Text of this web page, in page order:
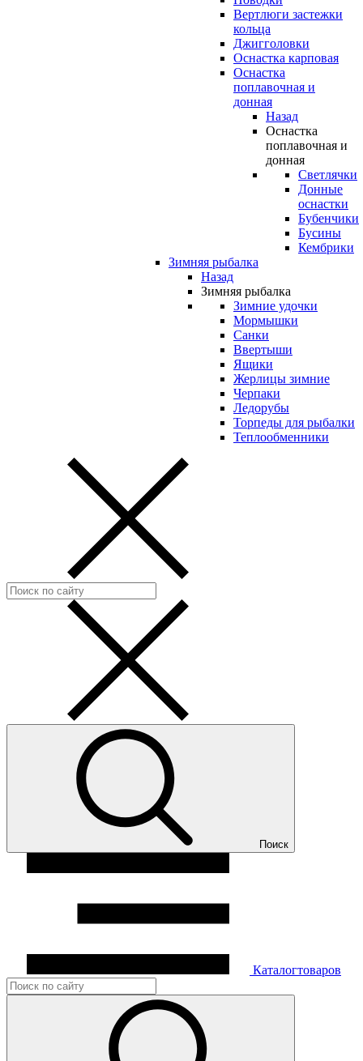
Вертлюги застежки
кольца
Джигголовки
Оснастка карповая
Оснастка
поплавочная и
донная
Назад
Оснастка
поплавочная и
донная
Светлячки
Донные
оснастки
Бубенчики
Бусины
Кембрики
Зимняя рыбалка
Назад
Зимняя рыбалка
Зимние удочки
Мормышки
Санки
Ввертыши
Ящики
Жерлицы зимние
Черпаки
Ледорубы
Торпеды для рыбалки
Теплообменники
Поиск
Каталогтоваров